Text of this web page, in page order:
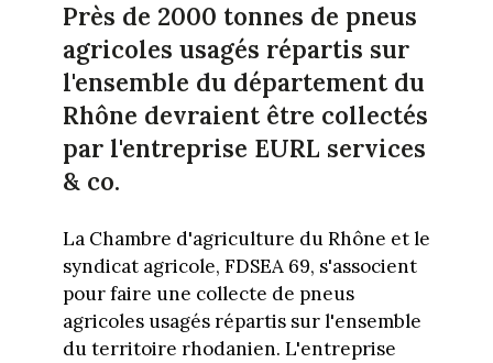
Près de 2000 tonnes de pneus
agricoles usagés répartis sur
l'ensemble du département du
Rhône devraient être collectés
par l'entreprise EURL services
& co.
La Chambre d'agriculture du Rhône et le
syndicat agricole, FDSEA 69, s'associent
pour faire une collecte de pneus
agricoles usagés répartis sur l'ensemble
du territoire rhodanien. L'entreprise